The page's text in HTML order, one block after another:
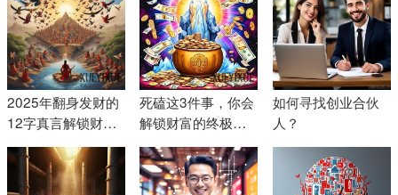
2025年翻身发财的
12字真言解锁财富
密码
死磕这3件事，你会
解锁财富的终极密
码
如何寻找创业合伙
人？